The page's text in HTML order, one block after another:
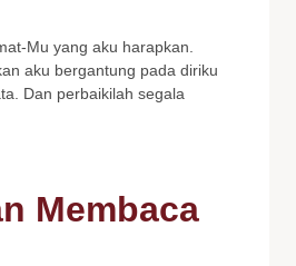
Mu yang aku harapkan.
aku bergantung pada diriku
Dan perbaikilah segala
Membaca